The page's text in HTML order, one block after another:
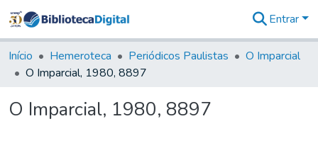
&
Coleções
Tudo na
Digital
Entrar
Início Hemeroteca Periódicos Paulistas
O Imparcial
O Imparcial, 1980, 8897
O Imparcial, 1980, 8897